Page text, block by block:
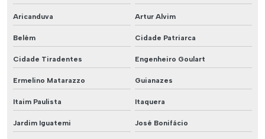
Aricanduva Artur Alvim
Belém Cidade Patriarca
Cidade Tiradentes Engenheiro Goulart
Ermelino Matarazzo Guianazes
Itaim Paulista Itaquera
Jardim Iguatemi José Bonifácio